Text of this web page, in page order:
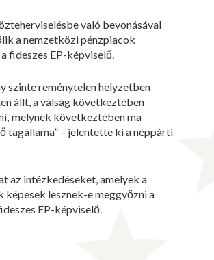
való bevonásával
a nemzetközi pénzpiacok
fideszes EP-képviselő.
szinte reménytelen helyzetben
állt, a válság következtében
, melynek következtében ma
– jelentette ki a néppárti
az intézkedéseket, amelyek a
képesek lesznek-e meggyőzni a
EP-képviselő.